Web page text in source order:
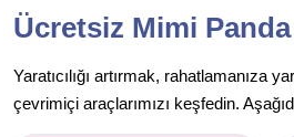
Ücretsiz Mimi Panda
Yaratıcılığı artırmak, rahatlamanıza
çevrimiçi araçlarımızı keşfedin.